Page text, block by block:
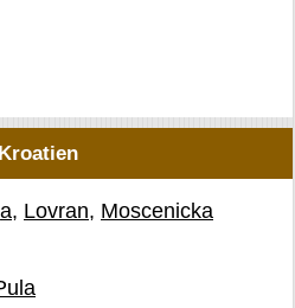
, Lovran, Moscenicka